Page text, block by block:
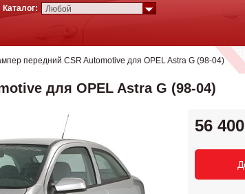
Каталог: Любой
передний CSR Automotive для OPEL Astra G (98-04)
для OPEL Astra G (98-04)
56 400